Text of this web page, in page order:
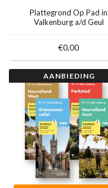
Plattegrond Op Pad in
Valkenburg a/d Geul
€0,00
AANBIEDING